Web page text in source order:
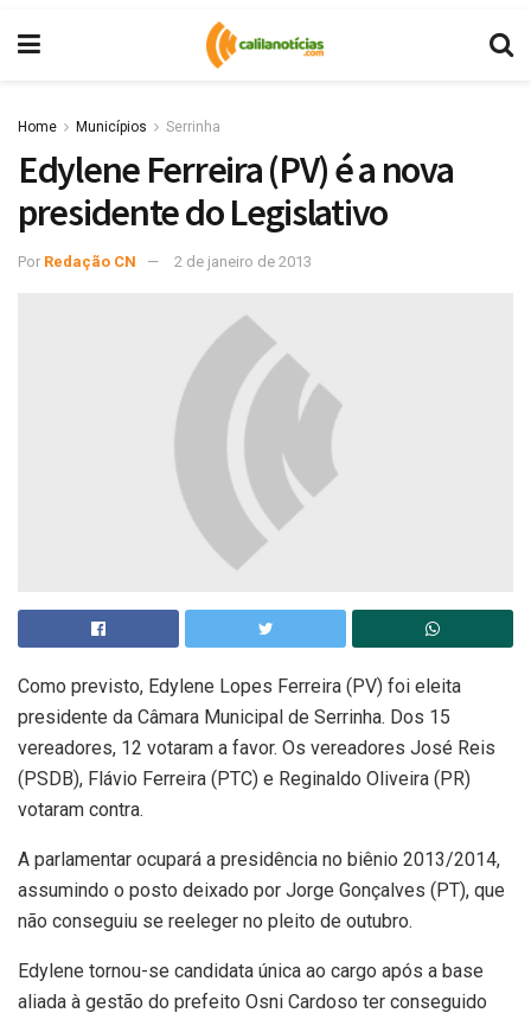
Home Municípios Serrinha
Edylene Ferreira (PV) é a nova
presidente do Legislativo
Por Redação CN 2 de janeiro de 2013
Como previsto, Edylene Lopes Ferreira (PV) foi eleita
presidente da Câmara Municipal de Serrinha. Dos 15
vereadores, 12 votaram a favor. Os vereadores José Reis
(PSDB), Flávio Ferreira (PTC) e Reginaldo Oliveira (PR)
votaram contra.
A parlamentar ocupará a presidência no biênio 2013/2014,
assumindo o posto deixado por Jorge Gonçalves (PT), que
não conseguiu se reeleger no pleito de outubro.
Edylene tornou-se candidata única ao cargo após a base
aliada à gestão do prefeito Osni Cardoso ter conseguido